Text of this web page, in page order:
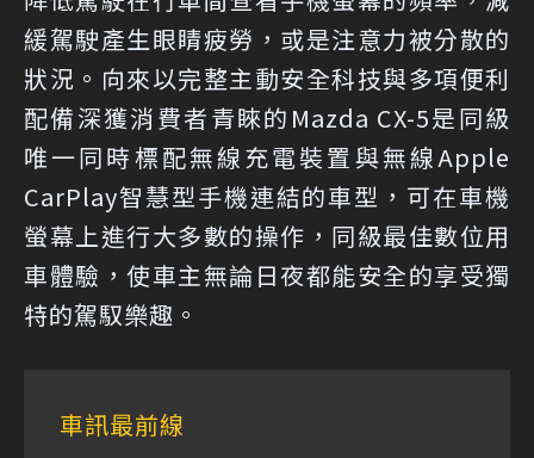
緩駕駛產生眼睛疲勞，或是注意力被分散的
狀況。向來以完整主動安全科技與多項便利
配備深獲消費者青睞的Mazda CX-5是同級
唯一同時標配無線充電裝置與無線Apple
CarPlay智慧型手機連結的車型，可在車機
螢幕上進行大多數的操作，同級最佳數位用
車體驗，使車主無論日夜都能安全的享受獨
特的駕馭樂趣。
車訊最前線